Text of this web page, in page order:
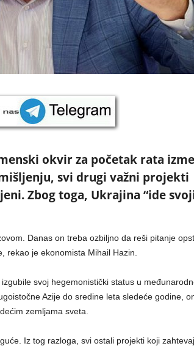
okvir za početak rata
svi drugi važni projekti
Zbog toga, Ukrajina “ide
Danas on treba ozbiljno da reši pitanje
rekao je ekonomista Mihail Hazin.
svoj hegemonistički status u
Azije do sredine leta sledeće godine,
zemljama sveta.
Iz tog razloga, svi ostali projekti koji